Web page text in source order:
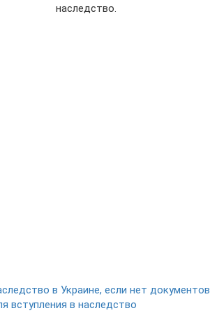
наследство.
в Украине, если нет документов
вступления в наследство